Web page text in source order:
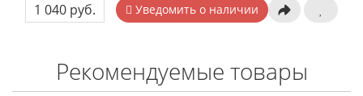
1 040 руб. Уведомить о наличии
Рекомендуемые товары